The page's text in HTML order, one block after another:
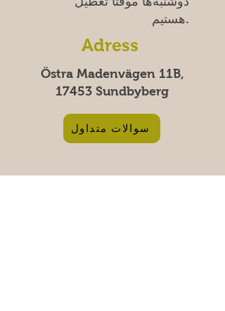
هستیم.
Adress
Östra Madenvägen 11B,
17453 Sundbyberg
سوالات متداول